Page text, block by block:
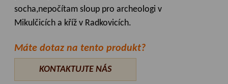
socha,nepočítam sloup pro archeologi v
Mikulčicích a kříž v Radkovicích.
Máte dotaz na tento produkt?
KONTAKTUJTE NÁS